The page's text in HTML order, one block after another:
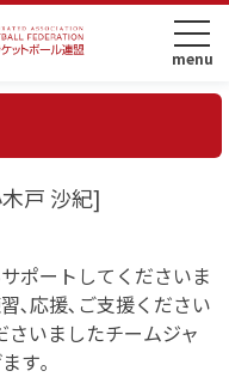
戸 沙紀]
ポートしてくださいま
､応援､ご支援ください
さいましたチームジャ
す｡